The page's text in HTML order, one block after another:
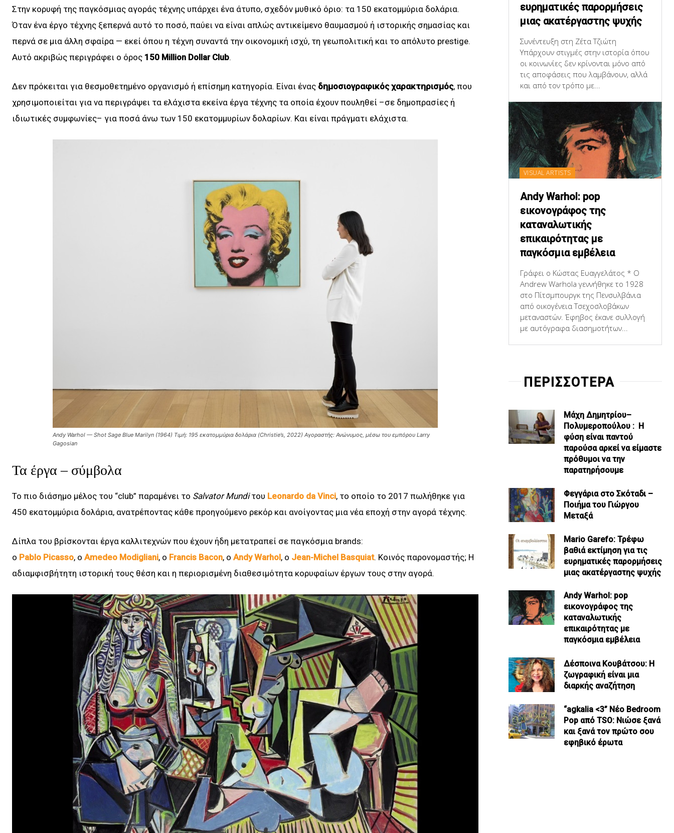
Στην κορυφή της παγκόσμιας αγοράς τέχνης υπάρχει ένα άτυπο, σχεδόν μυθικό όριο: τα 150 εκατομμύρια δολάρια.
Όταν ένα έργο τέχνης ξεπερνά αυτό το ποσό, παύει να είναι απλώς αντικείμενο θαυμασμού ή ιστορικής σημασίας και
περνά σε μια άλλη σφαίρα — εκεί όπου η τέχνη συναντά την οικονομική ισχύ, τη γεωπολιτική και το απόλυτο prestige.
Αυτό ακριβώς περιγράφει ο όρος 150 Million Dollar Club.
Δεν πρόκειται για θεσμοθετημένο οργανισμό ή επίσημη κατηγορία. Είναι ένας δημοσιογραφικός χαρακτηρισμός, που
χρησιμοποιείται για να περιγράψει τα ελάχιστα εκείνα έργα τέχνης τα οποία έχουν πουληθεί –σε δημοπρασίες ή
ιδιωτικές συμφωνίες– για ποσά άνω των 150 εκατομμυρίων δολαρίων. Και είναι πράγματι ελάχιστα.
Andy Warhol — Shot Sage Blue Marilyn (1964) Τιμή: 195 εκατομμύρια δολάρια (Christie’s, 2022) Αγοραστής: Ανώνυμος, μέσω του εμπόρου Larry
Gagosian
Τα έργα – σύμβολα
Το πιο διάσημο μέλος του “club” παραμένει το Salvator Mundiτου Leonardo da Vinci, το οποίο το 2017 πωλήθηκε για
450 εκατομμύρια δολάρια, ανατρέποντας κάθε προηγούμενο ρεκόρ και ανοίγοντας μια νέα εποχή στην αγορά τέχνης.
Δίπλα του βρίσκονται έργα καλλιτεχνών που έχουν ήδη μετατραπεί σε παγκόσμια brands:
ο Pablo Picasso, ο Amedeo Modigliani, ο Francis Bacon, ο Andy Warhol, ο Jean-Michel Basquiat. Κοινός παρονομαστής; Η
αδιαμφισβήτητη ιστορική τους θέση και η περιορισμένη διαθεσιμότητα κορυφαίων έργων τους στην αγορά.
ευρηματικές παρορμήσεις
μιας ακατέργαστης ψυχής
Συνέντευξη στη Ζέτα Τζιώτη
Υπάρχουν στιγμές στην ιστορία όπου
οι κοινωνίες δεν κρίνονται μόνο από
τις αποφάσεις που λαμβάνουν, αλλά
και από τον τρόπο με...
VISUAL ARTISTS
Andy Warhol: pop
εικονογράφος της
καταναλωτικής
επικαιρότητας με
παγκόσμια εμβέλεια
Γράφει ο Κώστας Ευαγγελάτος * Ο
Andrew Warhola γεννήθηκε το 1928
στο Πίτσμπουργκ της Πενσυλβάνια
από οικογένεια Τσεχοσλοβάκων
μεταναστών. Έφηβος έκανε συλλογή
με αυτόγραφα διασημοτήτων...
ΠΕΡΙΣΣΟΤΕΡΑ
Μάχη Δημητρίου–
Πολυμεροπούλου : Η
φύση είναι παντού
παρούσα αρκεί να είμαστε
πρόθυμοι να την
παρατηρήσουμε
Φεγγάρια στο Σκόταδι –
Ποιήμα του Γιώργου
Μεταξά
Mario Garefo: Τρέφω
βαθιά εκτίμηση για τις
ευρηματικές παρορμήσεις
μιας ακατέργαστης ψυχής
Andy Warhol: pop
εικονογράφος της
καταναλωτικής
επικαιρότητας με
παγκόσμια εμβέλεια
Δέσποινα Κουβάτσου: Η
ζωγραφική είναι μια
διαρκής αναζήτηση
“agkalia <3” Νέο Bedroom
Pop από TSO: Νιώσε ξανά
και ξανά τον πρώτο σου
εφηβικό έρωτα